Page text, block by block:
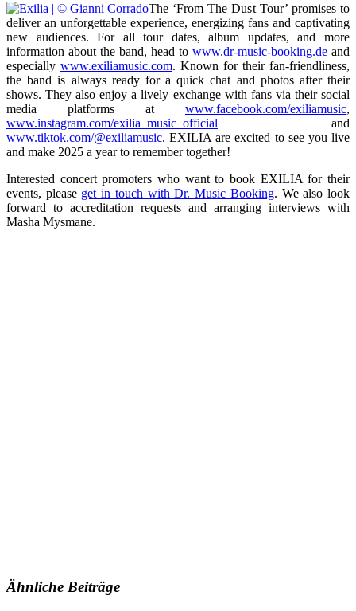
The ‘From The Dust Tour’ promises to
deliver an unforgettable experience, energizing fans and captivating
new audiences. For all tour dates, album updates, and more
information about the band, head to www.dr-music-booking.de and
especially www.exiliamusic.com. Known for their fan-friendliness,
the band is always ready for a quick chat and photos after their
shows. They also enjoy a lively exchange with fans via their social
media platforms at www.facebook.com/exiliamusic,
www.instagram.com/exilia_music_official and
www.tiktok.com/@exiliamusic. EXILIA are excited to see you live
and make 2025 a year to remember together!
Interested concert promoters who want to book EXILIA for their
events, please get in touch with Dr. Music Booking. We also look
forward to accreditation requests and arranging interviews with
Masha Mysmane.
Ähnliche Beiträge